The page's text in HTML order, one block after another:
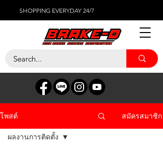
SHOPPING EVERYDAY 24/7
โพสต์ สมัครสมาชิก
ผลงานการติดตั้ง